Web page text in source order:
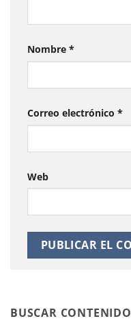
Nombre *
Correo electrónico *
Web
BUSCAR CONTENIDO